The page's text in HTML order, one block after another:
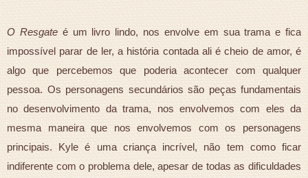
O Resgateé um livro lindo, nos envolve em sua trama e fica
impossível parar de ler, a história contada ali é cheio de amor, é
algo que percebemos que poderia acontecer com qualquer
pessoa. Os personagens secundários são peças fundamentais
no desenvolvimento da trama, nos envolvemos com eles da
mesma maneira que nos envolvemos com os personagens
principais. Kyle é uma criança incrível, não tem como ficar
indiferente com o problema dele, apesar de todas as dificuldades